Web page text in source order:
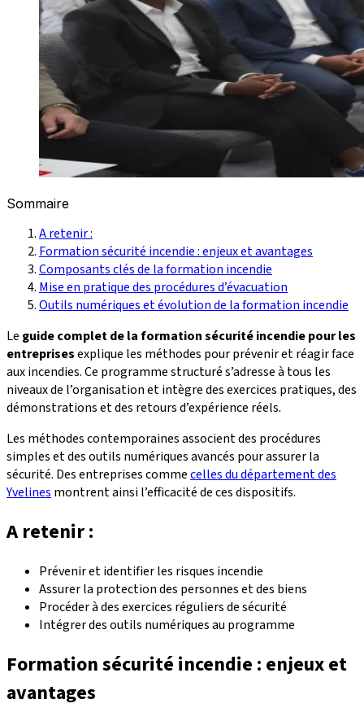
Sommaire
A retenir :
Formation sécurité incendie : enjeux et avantages
Composants clés de la formation incendie
Mise en pratique des procédures d’évacuation
Outils numériques et évolution de la formation incendie
Le guide complet de la formation sécurité incendie pour les
entreprisesexplique les méthodes pour prévenir et réagir face
aux incendies. Ce programme structuré s’adresse à tous les
niveaux de l’organisation et intègre des exercices pratiques, des
démonstrations et des retours d’expérience réels.
Les méthodes contemporaines associent des procédures
simples et des outils numériques avancés pour assurer la
sécurité. Des entreprises commecelles du département des
Yvelines montrent ainsi l’efficacité de ces dispositifs.
A retenir :
Prévenir et identifier les risques incendie
Assurer la protection des personnes et des biens
Procéder à des exercices réguliers de sécurité
Intégrer des outils numériques au programme
Formation sécurité incendie : enjeux et
avantages